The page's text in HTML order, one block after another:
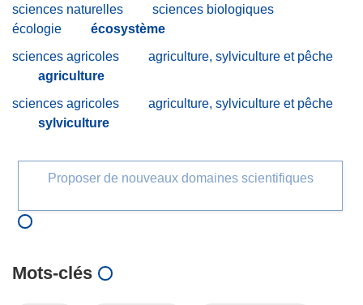
sciences naturelles
sciences biologiques
écologie
écosystème
sciences agricoles
agriculture, sylviculture et pêche
agriculture
sciences agricoles
agriculture, sylviculture et pêche
sylviculture
Proposer de nouveaux domaines scientifiques
Mots‑clés